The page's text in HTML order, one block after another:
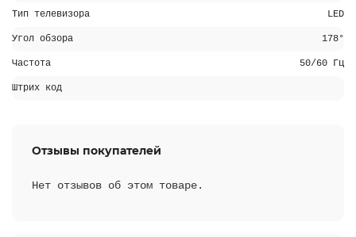
Тип телевизора LED
Угол обзора 178°
Частота 50/60 Гц
Штрих код
Отзывы покупателей
Нет отзывов об этом товаре.